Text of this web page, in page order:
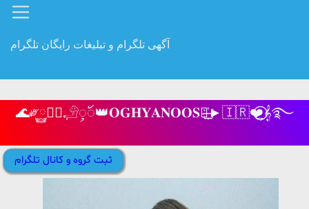
آگهی تلگرام و تبلیغات رایگان تلگرام
🌊༗࿆‌𖢗⃟ٖٖ𓄂ꪴꪰ‌👑𝐎𝐆𝐇𝐘𝐀𝐍𝐎𝐎𝐒࿐̶͟҉►🇮🇷❤️⃝⃭⃝⃭𝄞࿐
ثبت گروه و کانال تلگرام